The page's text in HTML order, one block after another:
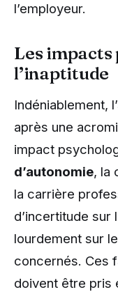
l’employeur.
Les impacts
l’inaptitude
Indéniablement,
après une
impact
d’autonomie, la
la carrière
d’incertitude sur
lourdement sur
concernés. Ces
doivent être pris